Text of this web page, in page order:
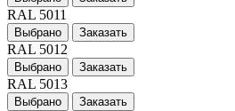
RAL 5011
Выбрано Заказать
RAL 5012
Выбрано Заказать
RAL 5013
Выбрано Заказать